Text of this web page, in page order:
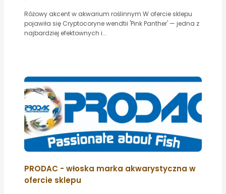
Różowy akcent w akwarium roślinnym W ofercie sklepu
pojawiła się Cryptocoryne wendtii 'Pink Panther' — jedna z
najbardziej efektownych i...
PRODAC - włoska marka akwarystyczna w
ofercie sklepu